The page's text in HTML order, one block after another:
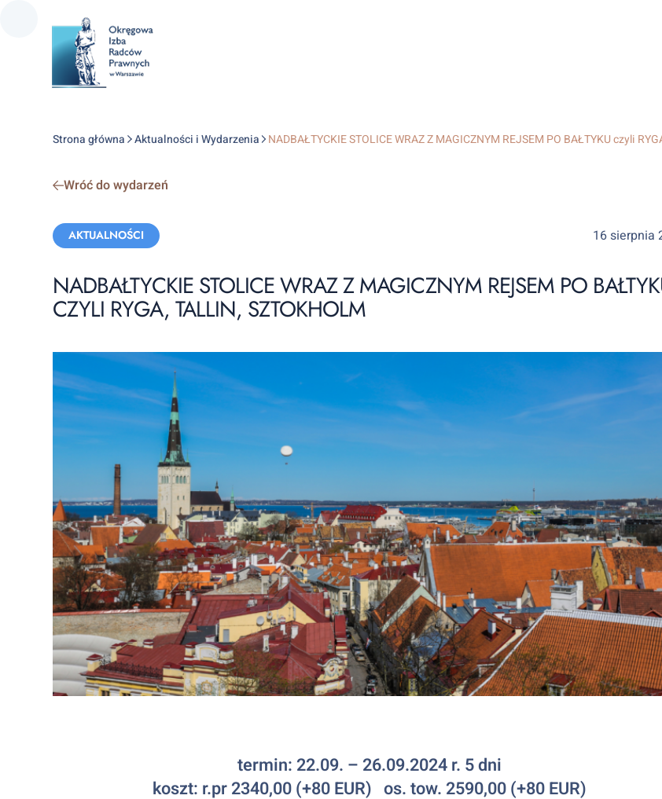
Strona główna Aktualności i Wydarzenia NADBAŁTYCKIE STOLICE WRAZ Z MAGICZNYM REJSEM PO BAŁTYKU czyli
Wróć do wydarzeń
Categories:
AKTUALNOŚCI 16 sierpnia
NADBAŁTYCKIE STOLICE WRAZ Z MAGICZNYM REJSEM PO
CZYLI RYGA, TALLIN, SZTOKHOLM
termin: 22.09. – 26.09.2024 r. 5 dni
koszt: r.pr 2340,00 (+80 EUR) os. tow. 2590,00 (+80 EUR)